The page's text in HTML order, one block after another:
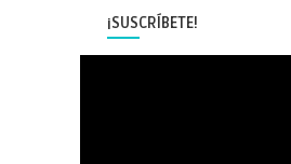
¡SUSCRÍBETE!